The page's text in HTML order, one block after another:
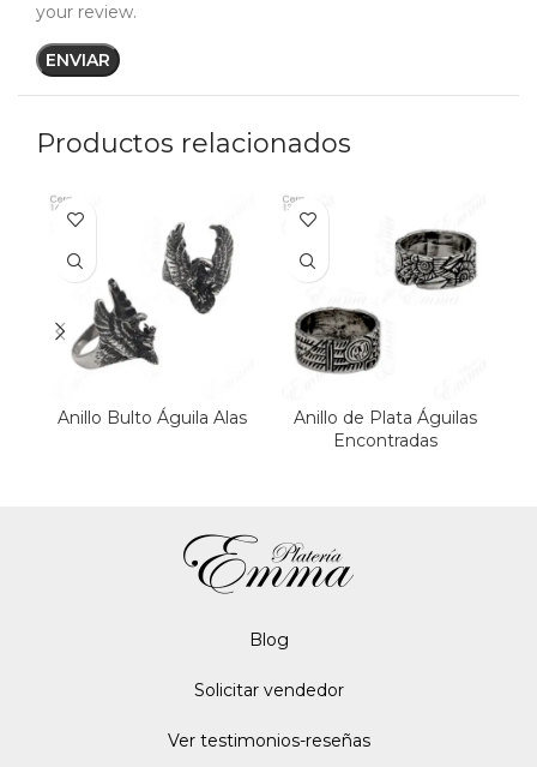
your review.
Productos relacionados
Anillo Bulto Águila Alas
Anillo de Plata Águilas
Encontradas
Blog
Solicitar vendedor
Ver testimonios-reseñas